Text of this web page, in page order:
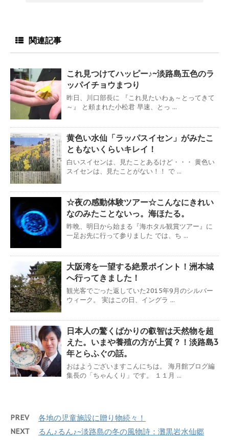
関連記事
これ見つけてハッピー♪~淡路島五色のラ
ッパイチョウまつり
昨日、川口部長に 『これ見たいわぁ～とってきて
～』 と頼まれた小松君 早速、とっ ...
黄色い水仙「ラッパスイセン」がみたこ
ともないくらいキレイ！
白いスイセンは、見たことあるけど・・・ 黄色い
スイセンは、見たことがない！！ で ...
☆夜の感動体験ツアー☆こんなにきれい
なのみたことないっ。海ほたる。
昨晩、明日から始まる『海ホタル観賞ツアー』に
一足お先に行って参りました では、ち ...
大阪湾を一望する絶景ポイント！洲本城
へ行ってきました！
観光客でごった返していた2015年9月のシルバー
ウィーク。 実はこの日、イングラ ...
日本人の驚くばかりの叡智は天然物を超
えた。いまや養殖の方が上質？！淡路島3
年とらふぐの話。
おはようございますこんにちは。 海月館ブログ編
集長の「ちゃんくり」です。 １１月 ...
PREV 各地の児童施設に贈り物続々！
NEXT るん♪るん♪~淡路島の冬の風物詩：灘黒岩水仙郷